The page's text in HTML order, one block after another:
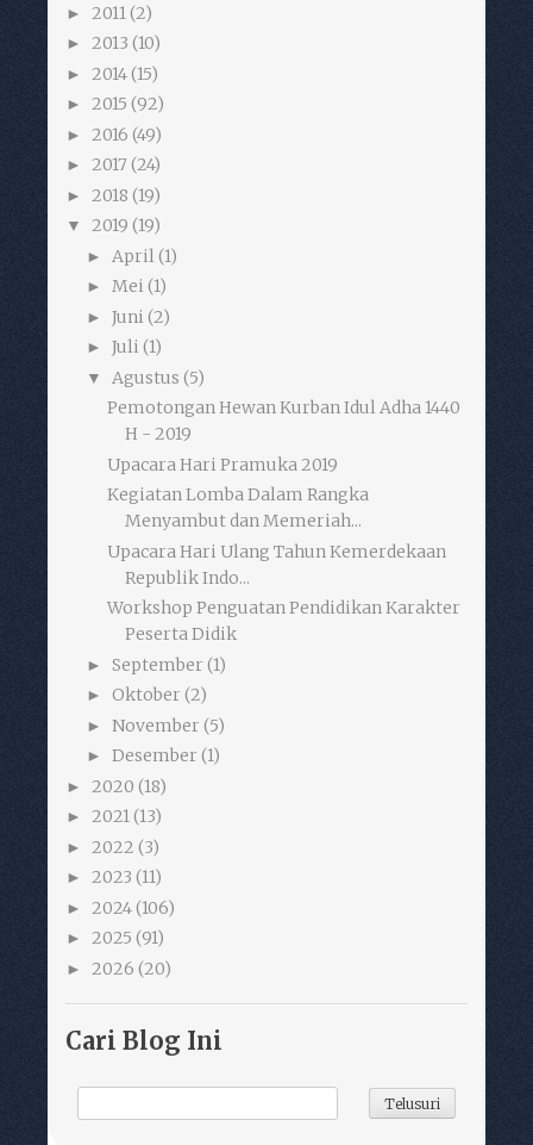
► 2011(2)
► 2013 (10)
► 2014(15)
► 2015 (92)
► 2016 (49)
► 2017 (24)
► 2018 (19)
▼ 2019 (19)
► April(1)
► Mei (1)
► Juni (2)
► Juli (1)
▼ Agustus (5)
Pemotongan Hewan Kurban Idul Adha 1440
H - 2019
Upacara Hari Pramuka 2019
Kegiatan Lomba Dalam Rangka
Menyambut dan Memeriah...
Upacara Hari Ulang Tahun Kemerdekaan
Republik Indo...
Workshop Penguatan Pendidikan Karakter
Peserta Didik
► September (1)
► Oktober (2)
► November (5)
► Desember (1)
► 2020 (18)
► 2021(13)
► 2022 (3)
► 2023 (11)
► 2024(106)
► 2025 (91)
► 2026 (20)
Cari Blog Ini